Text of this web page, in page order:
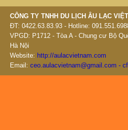
CÔNG TY TNHH DU LỊCH ÂU LẠC
ĐT: 0422.63.83.93 - Hotline:
VPGD: P1712 - Tòa A - Chung cư Bộ
Hà Nội
Website: http://aulacvietnam.com
Email: ceo.aulacvietnam@gmail.com -